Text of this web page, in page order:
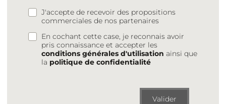
J'accepte de recevoir des propositions
commerciales de nos partenaires
En cochant cette case, je reconnais avoir
pris connaissance et accepter les
conditions générales d'utilisation ainsi que
la politique de confidentialité
Valider